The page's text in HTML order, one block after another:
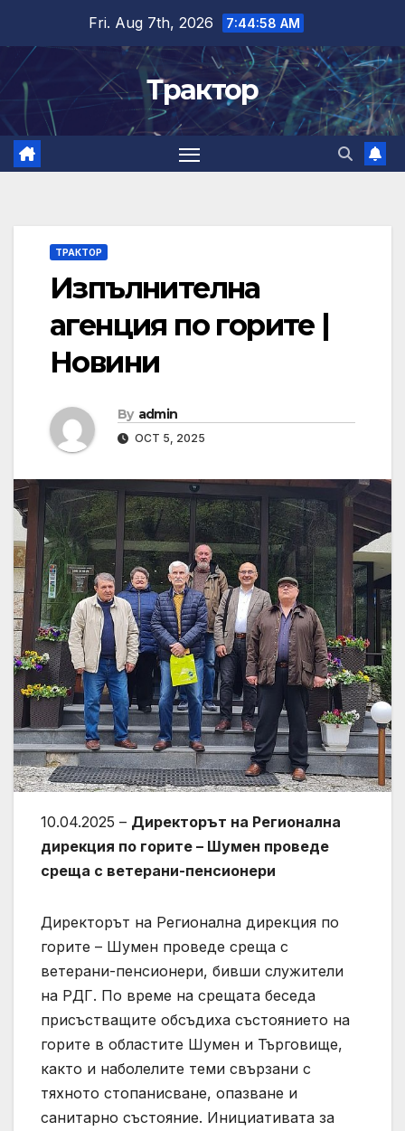
content
Fri. Aug 7th, 2026 7:44:58 AM
Трактор
ТРАКТОР
Изпълнителна
агенция по горите |
Новини
By admin
OCT 5, 2025
10.04.2025 – Директорът на Регионална
дирекция по горите – Шумен проведе
среща с ветерани-пенсионери
Директорът на Регионална дирекция по
горите – Шумен проведе среща с
ветерани-пенсионери, бивши служители
на РДГ. По време на срещата беседа
присъстващите обсъдиха състоянието на
горите в областите Шумен и Търговище,
както и наболелите теми свързани с
тяхното стопанисване, опазване и
санитарно състояние. Инициативата за